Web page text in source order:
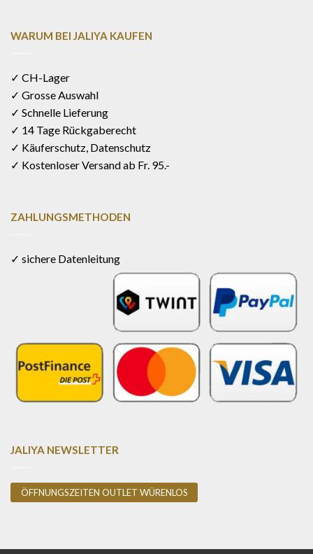
WARUM BEI JALIYA KAUFEN
✓ CH-Lager
✓ Grosse Auswahl
✓ Schnelle Lieferung
✓ 14 Tage Rückgaberecht
✓ Käuferschutz, Datenschutz
✓ Kostenloser Versand ab Fr. 95.-
ZAHLUNGSMETHODEN
✓ sichere Datenleitung
JALIYA NEWSLETTER
ÖFFNUNGSZEITEN OUTLET WÜRENLOS